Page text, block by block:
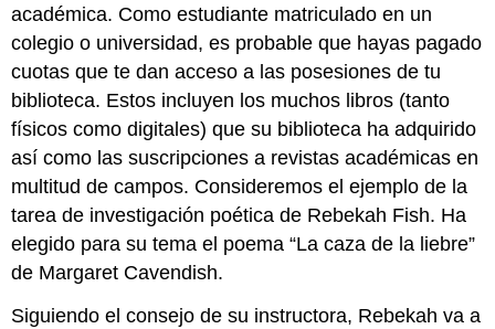
académica. Como estudiante matriculado en un
colegio o universidad, es probable que hayas pagado
cuotas que te dan acceso a las posesiones de tu
biblioteca. Estos incluyen los muchos libros (tanto
físicos como digitales) que su biblioteca ha adquirido
así como las suscripciones a revistas académicas en
multitud de campos. Consideremos el ejemplo de la
tarea de investigación poética de Rebekah Fish. Ha
elegido para su tema el poema “La caza de la liebre”
de Margaret Cavendish.
Siguiendo el consejo de su instructora, Rebekah va a